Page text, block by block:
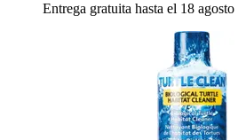
Entrega gratuita hasta el 18 agosto